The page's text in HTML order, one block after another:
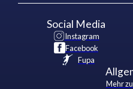
Social Media
Instagram
Facebook
Fupa
Mehr